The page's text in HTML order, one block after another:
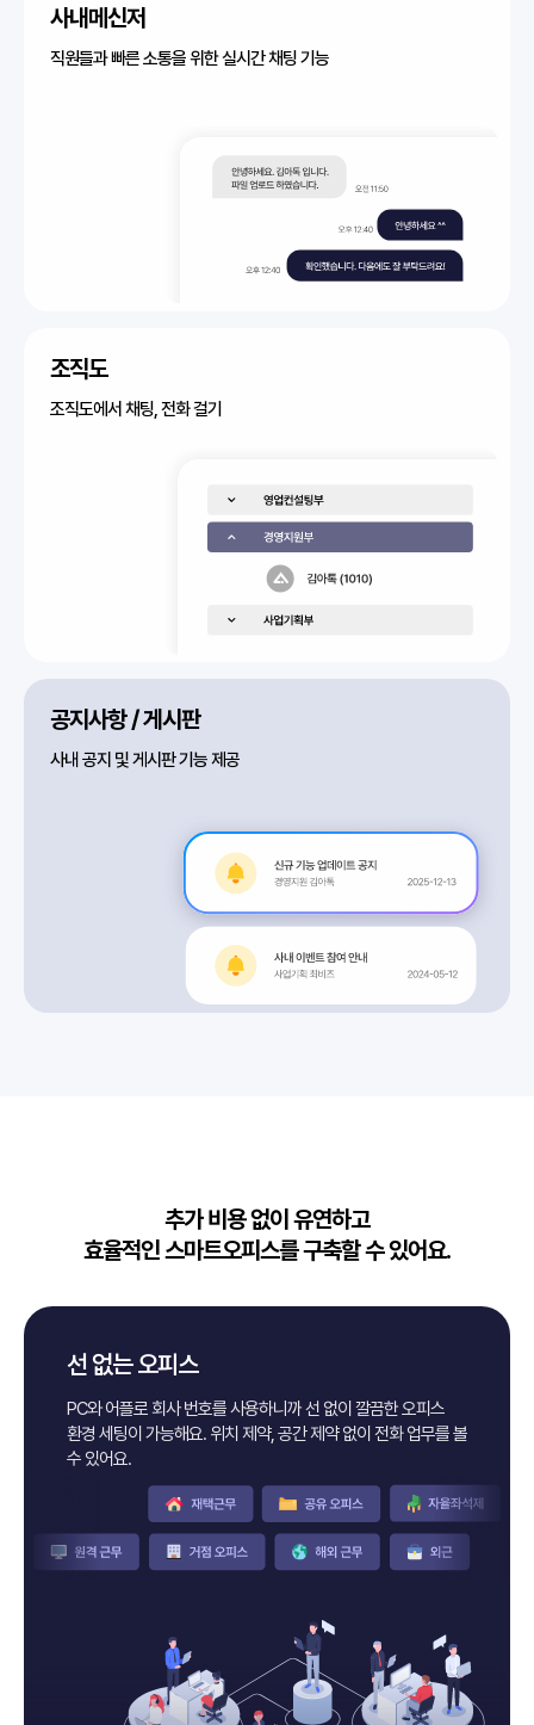
사내메신저
직원들과 빠른 소통을 위한 실시간 채팅 기능
조직도
조직도에서 채팅, 전화 걸기
공지사항 / 게시판
사내 공지 및 게시판 기능 제공
추가 비용 없이 유연하고
효율적인 스마트오피스를 구축할 수 있어요.
선 없는 오피스
PC와 어플로 회사 번호를 사용하니까 선 없이 깔끔한 오피스
환경 세팅이 가능해요. 위치 제약, 공간 제약 없이 전화 업무를 볼
수 있어요.